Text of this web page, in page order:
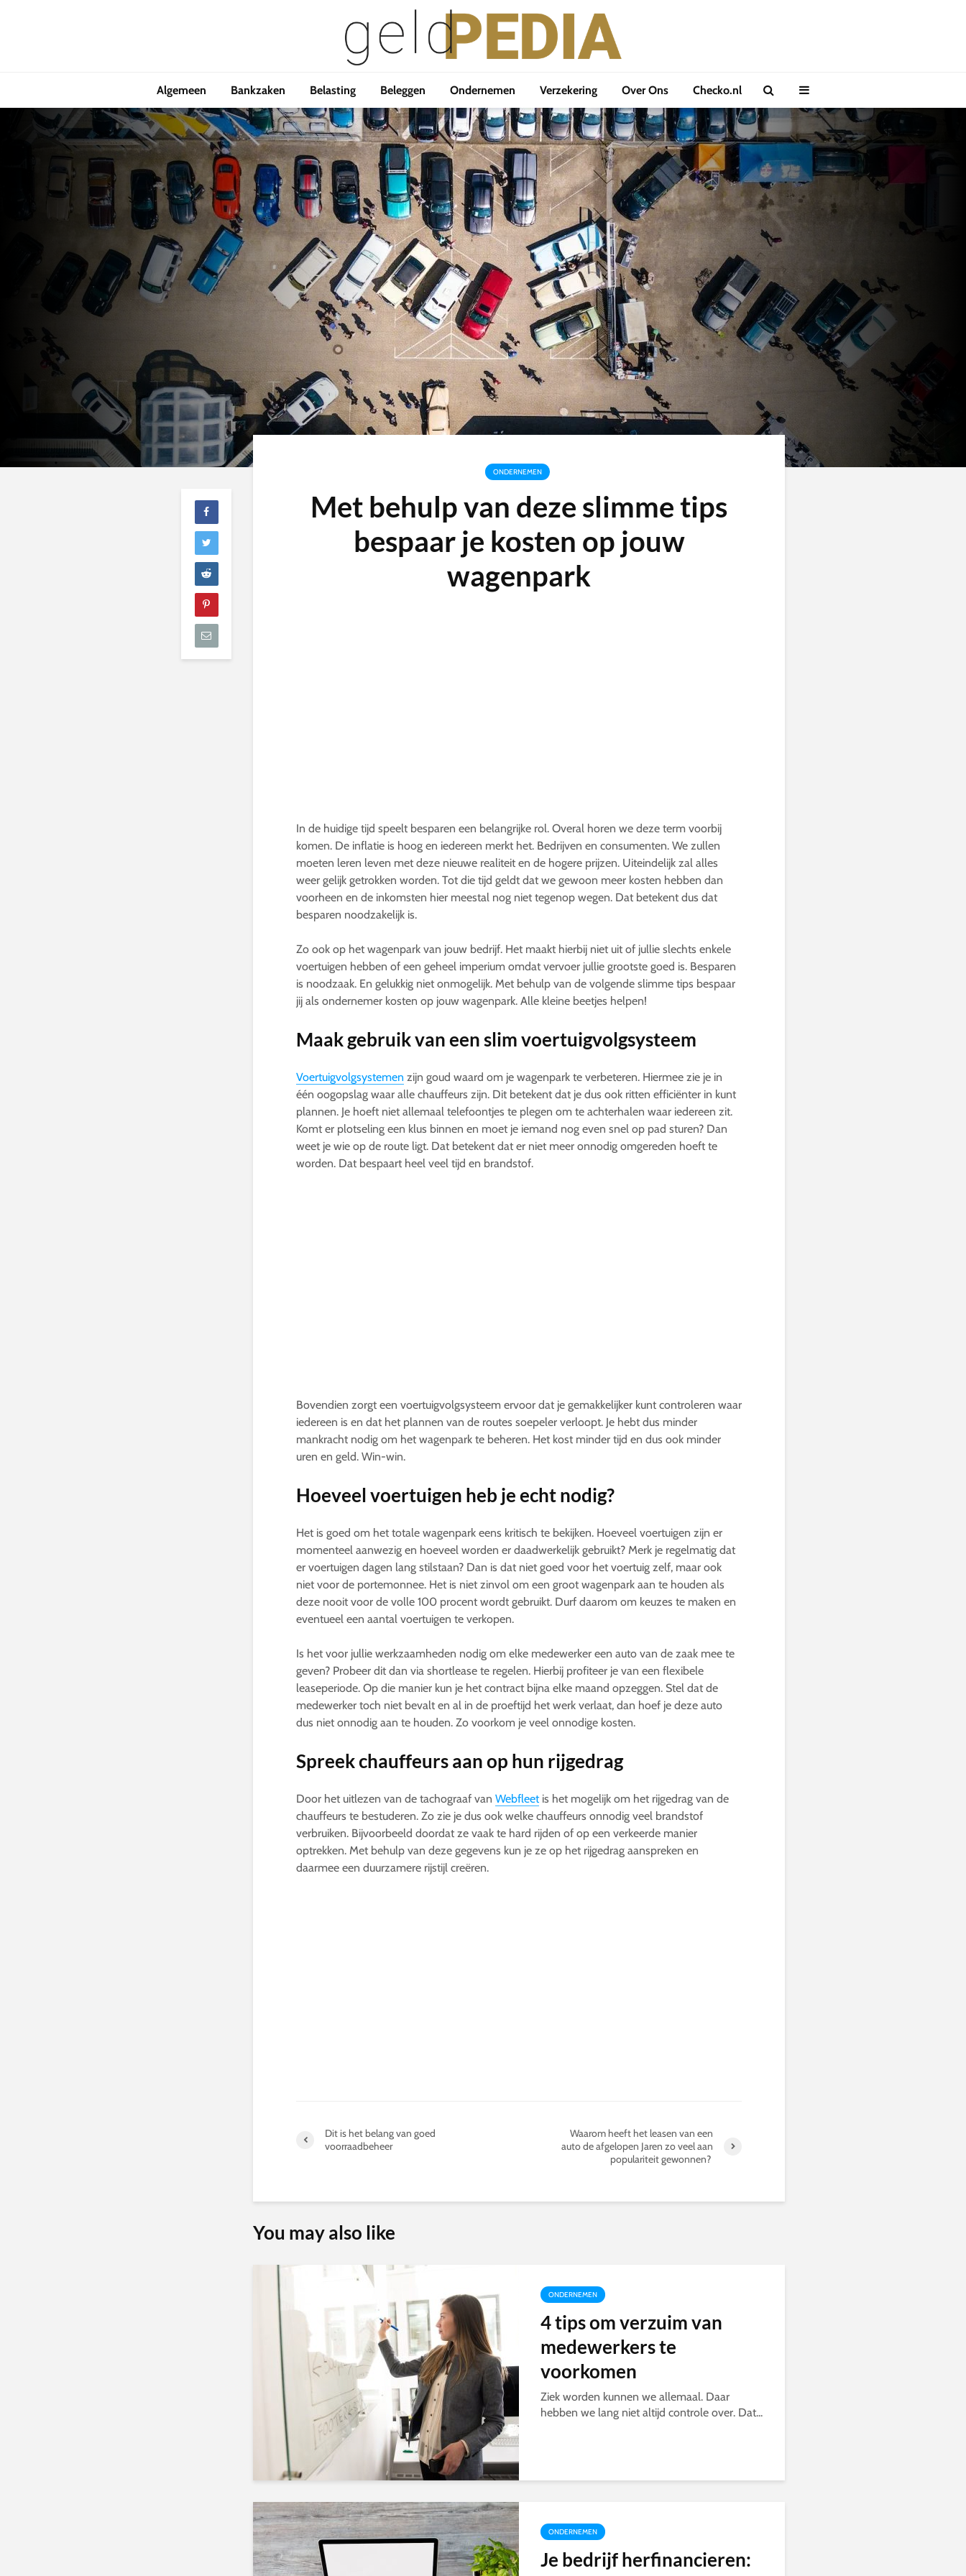
Algemeen Bankzaken Belasting Beleggen Ondernemen Verzekering Over Ons Checko.nl
ONDERNEMEN
Met behulp van deze slimme tips
bespaar je kosten op jouw
wagenpark
In de huidige tijd speelt besparen een belangrijke rol. Overal horen we deze term voorbij
komen. De inflatie is hoog en iedereen merkt het. Bedrijven en consumenten. We zullen
moeten leren leven met deze nieuwe realiteit en de hogere prijzen. Uiteindelijk zal alles
weer gelijk getrokken worden. Tot die tijd geldt dat we gewoon meer kosten hebben dan
voorheen en de inkomsten hier meestal nog niet tegenop wegen. Dat betekent dus dat
besparen noodzakelijk is.
Zo ook op het wagenpark van jouw bedrijf. Het maakt hierbij niet uit of jullie slechts enkele
voertuigen hebben of een geheel imperium omdat vervoer jullie grootste goed is. Besparen
is noodzaak. En gelukkig niet onmogelijk. Met behulp van de volgende slimme tips bespaar
jij als ondernemer kosten op jouw wagenpark. Alle kleine beetjes helpen!
Maak gebruik van een slim voertuigvolgsysteem
Voertuigvolgsystemen zijn goud waard om je wagenpark te verbeteren. Hiermee zie je in
één oogopslag waar alle chauffeurs zijn. Dit betekent dat je dus ook ritten efficiënter in kunt
plannen. Je hoeft niet allemaal telefoontjes te plegen om te achterhalen waar iedereen zit.
Komt er plotseling een klus binnen en moet je iemand nog even snel op pad sturen? Dan
weet je wie op de route ligt. Dat betekent dat er niet meer onnodig omgereden hoeft te
worden. Dat bespaart heel veel tijd en brandstof.
Bovendien zorgt een voertuigvolgsysteem ervoor dat je gemakkelijker kunt controleren waar
iedereen is en dat het plannen van de routes soepeler verloopt. Je hebt dus minder
mankracht nodig om het wagenpark te beheren. Het kost minder tijd en dus ook minder
uren en geld. Win-win.
Hoeveel voertuigen heb je echt nodig?
Het is goed om het totale wagenpark eens kritisch te bekijken. Hoeveel voertuigen zijn er
momenteel aanwezig en hoeveel worden er daadwerkelijk gebruikt? Merk je regelmatig dat
er voertuigen dagen lang stilstaan? Dan is dat niet goed voor het voertuig zelf, maar ook
niet voor de portemonnee. Het is niet zinvol om een groot wagenpark aan te houden als
deze nooit voor de volle 100 procent wordt gebruikt. Durf daarom om keuzes te maken en
eventueel een aantal voertuigen te verkopen.
Is het voor jullie werkzaamheden nodig om elke medewerker een auto van de zaak mee te
geven? Probeer dit dan via shortlease te regelen. Hierbij profiteer je van een flexibele
leaseperiode. Op die manier kun je het contract bijna elke maand opzeggen. Stel dat de
medewerker toch niet bevalt en al in de proeftijd het werk verlaat, dan hoef je deze auto
dus niet onnodig aan te houden. Zo voorkom je veel onnodige kosten.
Spreek chauffeurs aan op hun rijgedrag
Door het uitlezen van de tachograaf van Webfleetis het mogelijk om het rijgedrag van de
chauffeurs te bestuderen. Zo zie je dus ook welke chauffeurs onnodig veel brandstof
verbruiken. Bijvoorbeeld doordat ze vaak te hard rijden of op een verkeerde manier
optrekken. Met behulp van deze gegevens kun je ze op het rijgedrag aanspreken en
daarmee een duurzamere rijstijl creëren.
Dit is het belang van goed
voorraadbeheer
Waarom heeft het leasen van een
auto de afgelopen Jaren zo veel aan
populariteit gewonnen?
You may also like
ONDERNEMEN
4 tips om verzuim van
medewerkers te
voorkomen
Ziek worden kunnen we allemaal. Daar
hebben we lang niet altijd controle over. Dat...
ONDERNEMEN
Je bedrijf herfinancieren: